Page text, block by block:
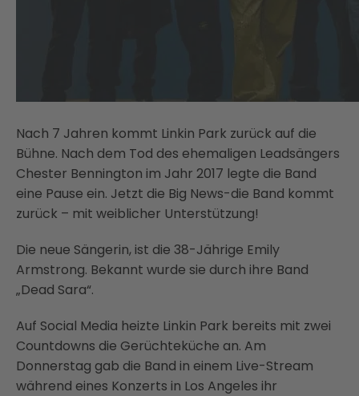
Nach 7 Jahren kommt Linkin Park zurück auf die
Bühne. Nach dem Tod des ehemaligen Leadsängers
Chester Bennington im Jahr 2017 legte die Band
eine Pause ein. Jetzt die Big News-die Band kommt
zurück – mit weiblicher Unterstützung!
Die neue Sängerin, ist die 38-Jährige Emily
Armstrong. Bekannt wurde sie durch ihre Band
„Dead Sara“.
Auf Social Media heizte Linkin Park bereits mit zwei
Countdowns die Gerüchteküche an. Am
Donnerstag gab die Band in einem Live-Stream
während eines Konzerts in Los Angeles ihr